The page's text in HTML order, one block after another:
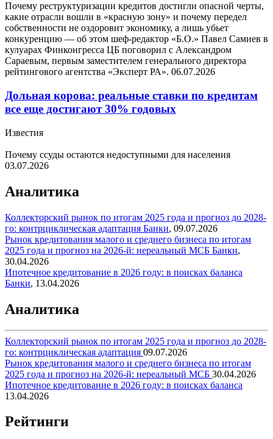
Почему реструктуризации кредитов достигли опасной черты,
какие отрасли вошли в «красную зону» и почему передел
собственности не оздоровит экономику, а лишь убьет
конкуренцию — об этом шеф-редактор «Б.О.» Павел Самиев в
кулуарах Финконгресса ЦБ поговорил с Александром
Сараевым, первым заместителем генерального директора
рейтингового агентства «Эксперт РА». 06.07.2026
Дольная корова: реальные ставки по кредитам
все еще достигают 30% годовых
Известия
Почему ссуды остаются недоступными для населения
03.07.2026
Аналитика
Коллекторский рынок по итогам 2025 года и прогноз до 2028-
го: контрциклическая адаптация Банки, 09.07.2026
Рынок кредитования малого и среднего бизнеса по итогам
2025 года и прогноз на 2026-й: нереальный МСБ Банки,
30.04.2026
Ипотечное кредитование в 2026 году: в поисках баланса
Банки, 13.04.2026
Аналитика
Коллекторский рынок по итогам 2025 года и прогноз до 2028-
го: контрциклическая адаптация 09.07.2026
Рынок кредитования малого и среднего бизнеса по итогам
2025 года и прогноз на 2026-й: нереальный МСБ 30.04.2026
Ипотечное кредитование в 2026 году: в поисках баланса
13.04.2026
Рейтинги